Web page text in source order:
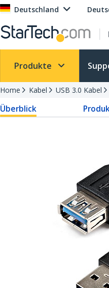
Deutschland
Produkte
Home Kabel USB 3.0 Kabel
Überblick